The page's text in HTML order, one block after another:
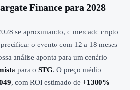
Finance para 2028
se aproximando, o mercado cripto
o evento com 12 a 18 meses
análise aponta para um cenário
para o STG. O preço médio
, com ROI estimado de +1300%